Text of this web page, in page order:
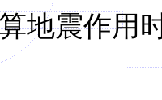
震作用